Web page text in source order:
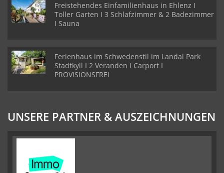
Freistehendes Einfamilienhaus in Ehlenz I
Toller Garten I 3 Schlafzimmer & 2 Badezimmer
I Sauna
Ferienhaus im Schwedenstil im Landal Park
Stadtkyll I 2 Veranden I Carport I
PROVISIONSFREI
UNSERE PARTNER & AUSZEICHNUNGEN